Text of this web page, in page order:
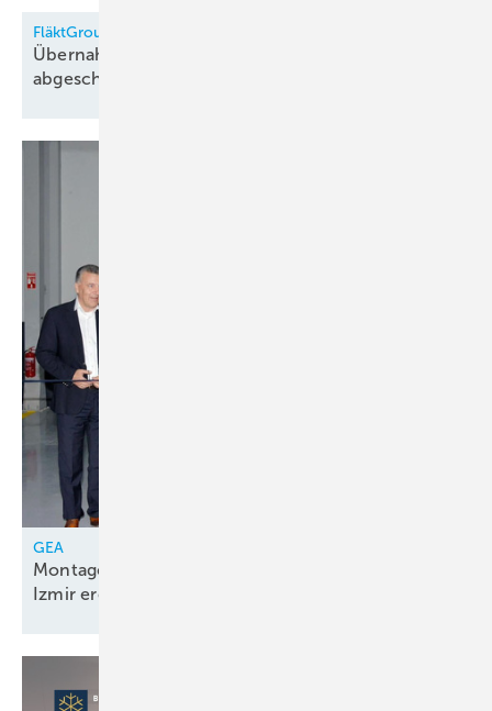
FläktGroup
Übernahme durch Samsung Electronics
abgeschlossen
GEA
Montagelinie für Kolbenkompressorenpakete in
Izmireröffnet